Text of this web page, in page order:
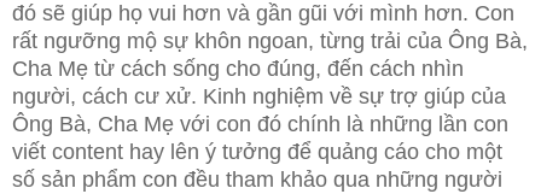
đó sẽ giúp họ vui hơn và gần gũi với mình hơn. Con
rất ngưỡng mộ sự khôn ngoan, từng trải của Ông Bà,
Cha Mẹ từ cách sống cho đúng, đến cách nhìn
người, cách cư xử. Kinh nghiệm về sự trợ giúp của
Ông Bà, Cha Mẹ với con đó chính là những lần con
viết content hay lên ý tưởng để quảng cáo cho một
số sản phẩm con đều tham khảo qua những người